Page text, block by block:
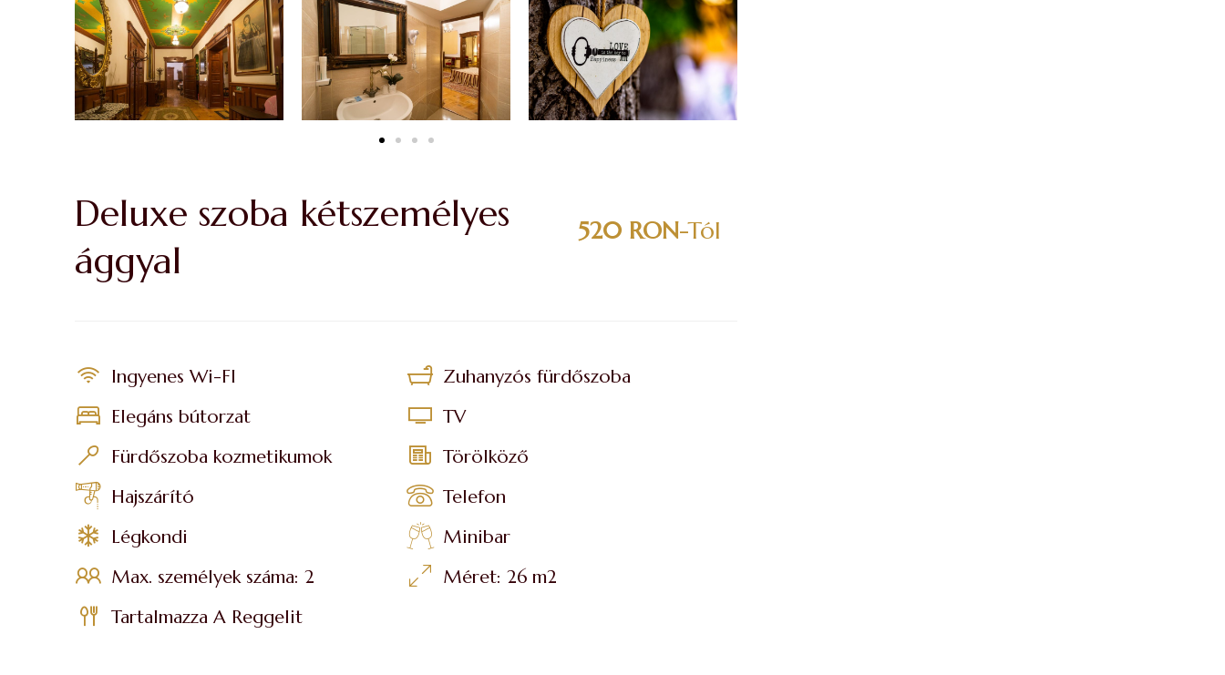
Deluxe szoba kétszemélyes
ággyal
520 RON-tól
Ingyenes Wi-FI
Zuhanyzós fürdőszoba
Elegáns bútorzat
TV
Fürdőszoba kozmetikumok
Törölköző
Hajszárító
Telefon
Légkondi
Minibar
Max. személyek száma: 2
Méret: 26 m2
Tartalmazza A Reggelit